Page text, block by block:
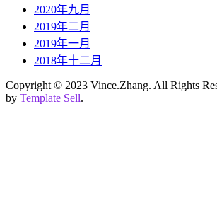
2020年九月
2019年二月
2019年一月
2018年十二月
Copyright © 2023 Vince.Zhang. All Rights
by Template Sell.